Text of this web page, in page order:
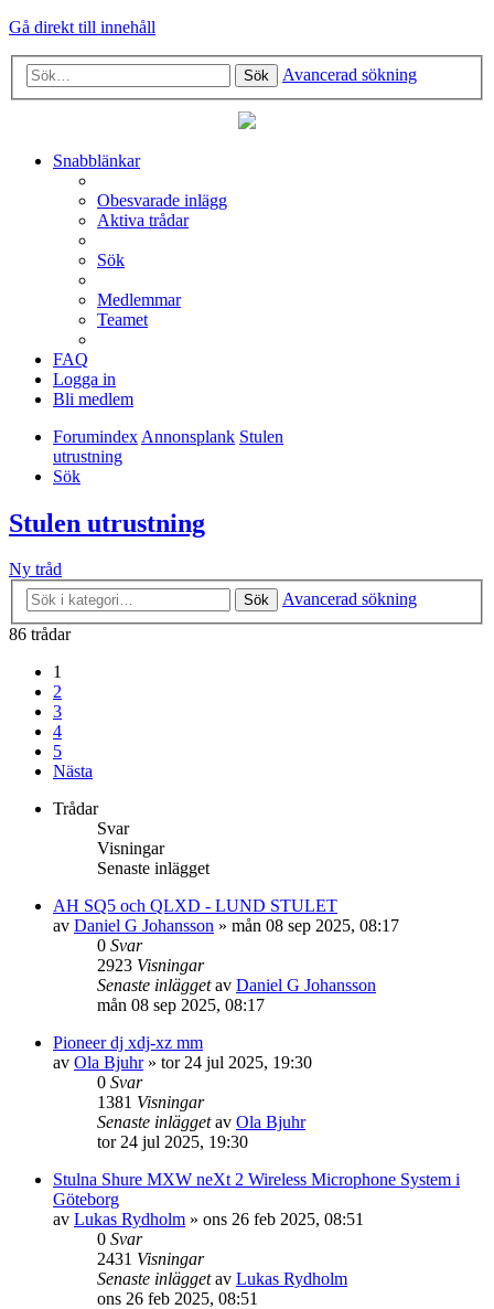
Gå direkt till innehåll
Sök Avancerad sökning
Snabblänkar
Obesvarade inlägg
Aktiva trådar
Sök
Medlemmar
Teamet
FAQ
Logga in
Bli medlem
Forumindex Annonsplank Stulen
utrustning
Sök
Stulen utrustning
Ny tråd
Sök
Avancerad sökning
86 trådar
1
2
3
4
5
Nästa
Trådar
Svar
Visningar
Senaste inlägget
AH SQ5 och QLXD - LUND STULET
av Daniel G Johansson » mån 08 sep 2025, 08:17
0 Svar
2923 Visningar
Senaste inläggetav Daniel G Johansson
mån 08 sep 2025, 08:17
Pioneer dj xdj-xz mm
av Ola Bjuhr» tor 24 jul 2025, 19:30
0 Svar
1381 Visningar
Senaste inläggetav Ola Bjuhr
tor 24 jul 2025, 19:30
Stulna Shure MXW neXt 2 Wireless Microphone System i
Göteborg
av Lukas Rydholm » ons 26 feb 2025, 08:51
0 Svar
2431 Visningar
Senaste inläggetav Lukas Rydholm
ons 26 feb 2025, 08:51